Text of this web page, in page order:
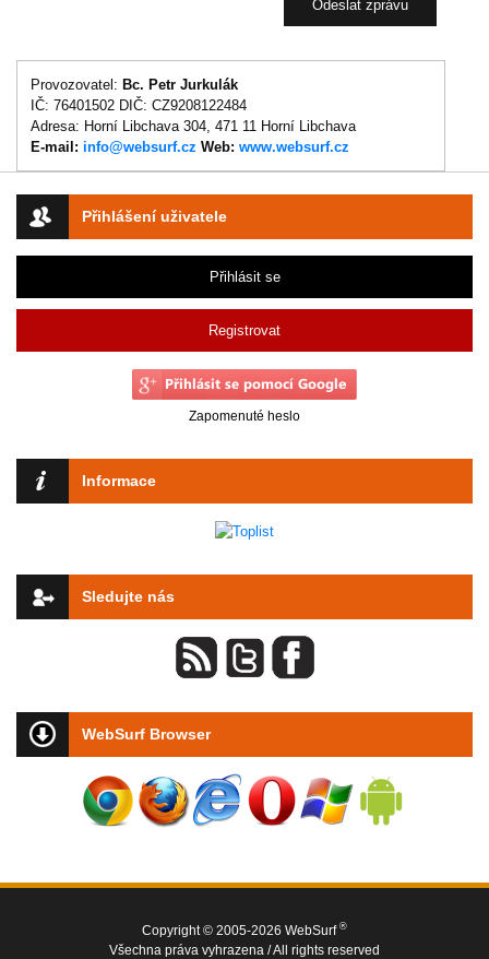
Přihlášení uživatele
Přihlásit se
Registrovat
Zapomenuté heslo
Informace
Sledujte nás
WebSurf Browser
Provozovatel: Bc. Petr Jurkulák
IČ: 76401502 DIČ: CZ9208122484
Adresa: Horní Libchava 304, 471 11 Horní Libchava
E-mail: info@websurf.cz Web: www.websurf.cz
Copyright © 2005-2026 WebSurf ®
Všechna práva vyhrazena / All rights reserved